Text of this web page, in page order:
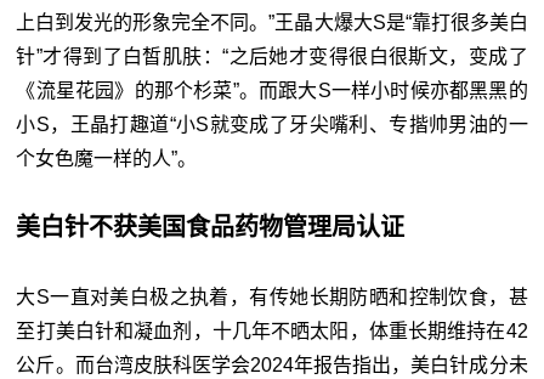
上白到发光的形象完全不同。”王晶大爆大S是“靠打很多美白
针”才得到了白皙肌肤：“之后她才变得很白很斯文，变成了
《流星花园》的那个杉菜”。而跟大S一样小时候亦都黑黑的
小S，王晶打趣道“小S就变成了牙尖嘴利、专揩帅男油的一
个女色魔一样的人”。
美白针不获美国食品药物管理局认证
大S一直对美白极之执着，有传她长期防晒和控制饮食，甚
至打美白针和凝血剂，十几年不晒太阳，体重长期维持在42
公斤。而台湾皮肤科医学会2024年报告指出，美白针成分未